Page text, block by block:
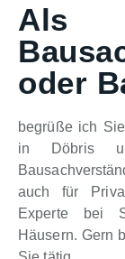
Als
oder
begrüße ich
in Döbris
auch für
Experte bei
Häusern. Gern